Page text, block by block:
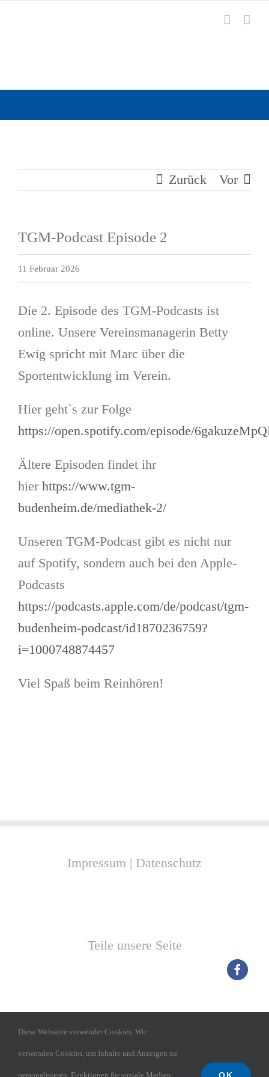
Zurück Vor
TGM-Podcast Episode 2
11 Februar 2026
Die 2. Episode des TGM-Podcasts ist
online. Unsere Vereinsmanagerin Betty
Ewig spricht mit Marc über die
Sportentwicklung im Verein.
Hier geht`s zur Folge
https://open.spotify.com/episode/
Ältere Episoden findet ihr
hier https://www.tgm-
budenheim.de/mediathek-2/
Unseren TGM-Podcast gibt es nicht nur
auf Spotify, sondern auch bei den Apple-
Podcasts
https://podcasts.apple.com/de/podcast/tgm-
budenheim-podcast/id1870236759?
i=1000748874457
Viel Spaß beim Reinhören!
Impressum | Datenschutz
Teile unsere Seite
Diese Webseite verwendet Cookies. Wir
verwenden Cookies, um Inhalte und Anzeigen zu
personalisieren, Funktionen für soziale Medien OK